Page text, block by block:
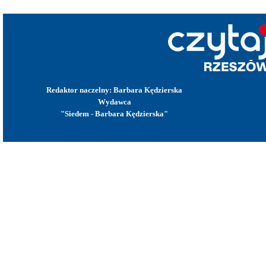
Redaktor naczelny: Barbara Kędzierska
Wydawca
"Siedem - Barbara Kędzierska"